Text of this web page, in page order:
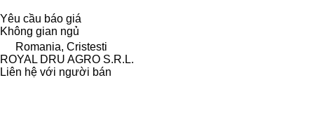
Yêu cầu báo giá
Không gian ngủ
Romania, Cristesti
ROYAL DRU AGRO S.R.L.
Liên hệ với người bán